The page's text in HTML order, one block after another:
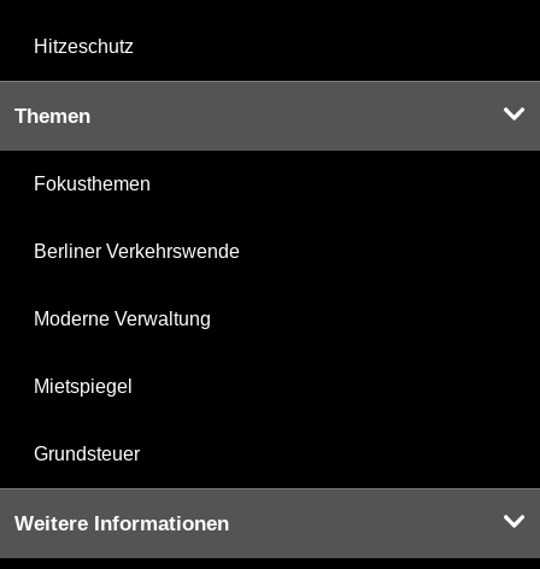
Hitzeschutz
Themen
Fokusthemen
Berliner Verkehrswende
Moderne Verwaltung
Mietspiegel
Grundsteuer
Weitere Informationen